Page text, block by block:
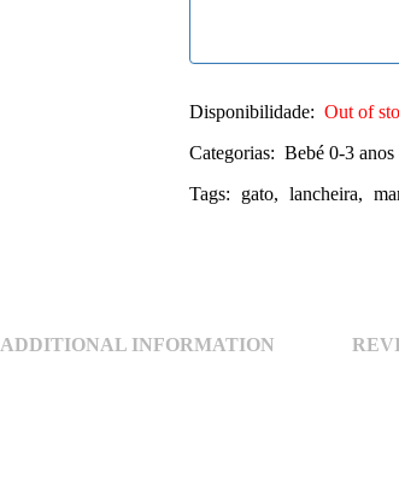
Disponibilidade: Out of
Categorias: Bebé 0-3 anos
Tags:
gato, lancheira,
ADDITIONAL INFORMATION